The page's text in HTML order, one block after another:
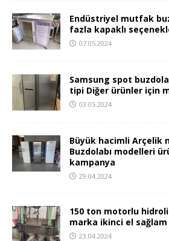
Endüstriyel mutfak
fazla kapaklı
07.05.2024
Samsung spot
tipi Diğer ürünler için
03.05.2024
Büyük hacimli Arçelik
Buzdolabı modelleri
kampanya
29.04.2024
150 ton motorlu
marka ikinci el sağlam
23.04.2024